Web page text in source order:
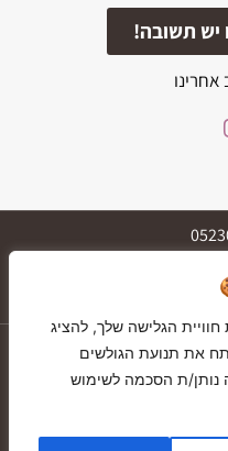
הגלישה שלך, להציג
את תנועת הגולשים
נותן/ת הסכמה לשימוש
יש תשובה!
יצירת קשר
GIFT CARDS